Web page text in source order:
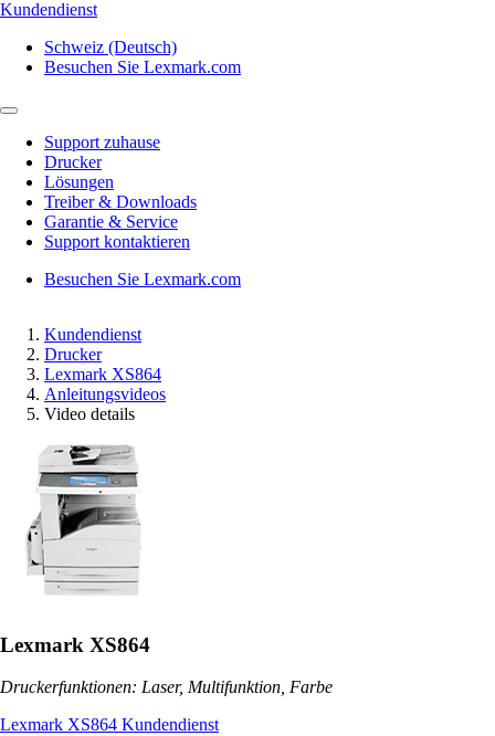
Kundendienst
Schweiz (Deutsch)
Besuchen Sie Lexmark.com
Support zuhause
Drucker
Lösungen
Treiber & Downloads
Garantie & Service
Support kontaktieren
Besuchen Sie Lexmark.com
Kundendienst
Drucker
Lexmark XS864
Anleitungsvideos
Video details
Lexmark XS864
Druckerfunktionen: Laser, Multifunktion, Farbe
Lexmark XS864 Kundendienst